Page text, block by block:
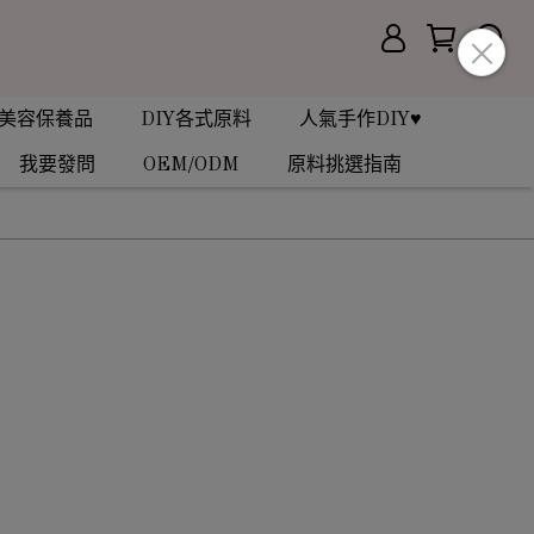
容保養品 DIY各式原料
人氣手作DIY♥
我要發問
OEM/ODM 原料挑選指南